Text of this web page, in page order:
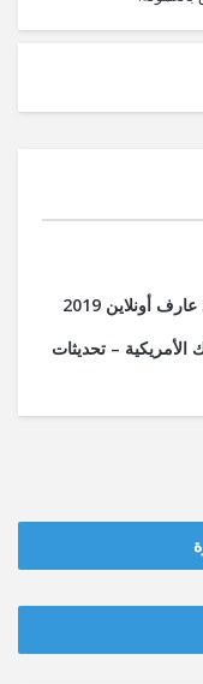
الإنترنت17 – شركتك الأمريكية – تحديثات